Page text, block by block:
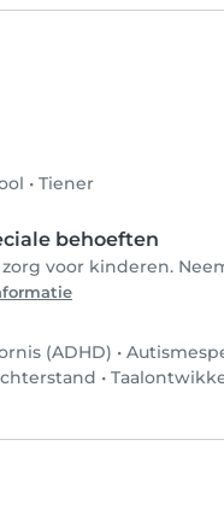
• Tiener
behoeften
voor kinderen.
(ADHD) •
•